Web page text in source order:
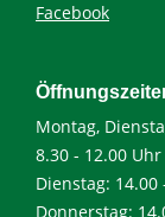
Facebook
Montag,
8.30 - 12.00 Uhr
Dienstag: 14.00
Donnerstag: